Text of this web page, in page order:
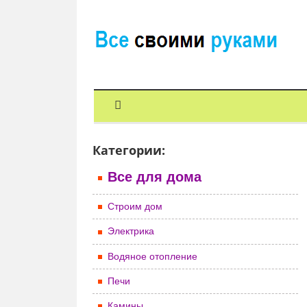
Категории:
Все для дома
Строим дом
Электрика
Водяное отопление
Печи